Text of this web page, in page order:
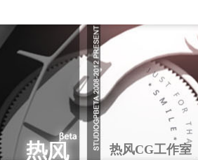
热风CG工作室